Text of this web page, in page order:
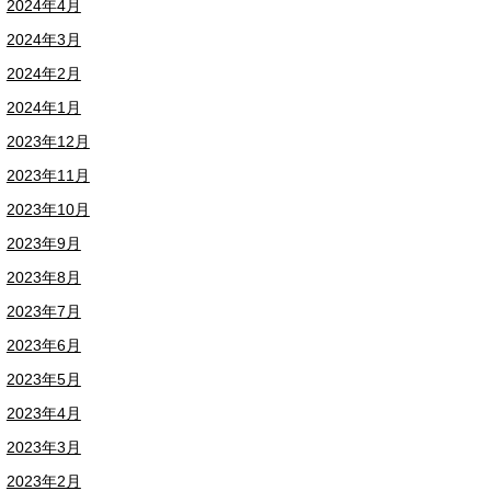
2024年4月
2024年3月
2024年2月
2024年1月
2023年12月
2023年11月
2023年10月
2023年9月
2023年8月
2023年7月
2023年6月
2023年5月
2023年4月
2023年3月
2023年2月